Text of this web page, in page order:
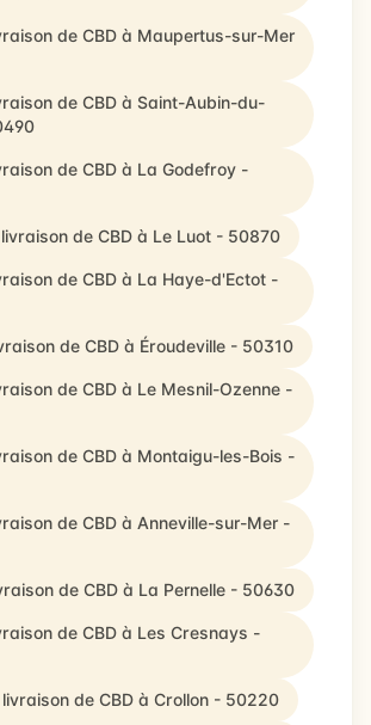
de CBD à Maupertus-sur-Mer
de CBD à Saint-Aubin-du-
de CBD à La Godefroy -
de CBD à Le Luot - 50870
de CBD à La Haye-d'Ectot -
de CBD à Éroudeville - 50310
de CBD à Le Mesnil-Ozenne -
de CBD à Montaigu-les-Bois -
de CBD à Anneville-sur-Mer -
de CBD à La Pernelle - 50630
de CBD à Les Cresnays -
de CBD à Crollon - 50220